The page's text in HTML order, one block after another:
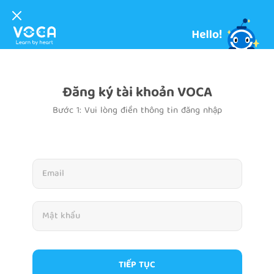
Đăng ký tài khoản VOCA
Bước 1: Vui lòng điền thông tin đăng nhập
TIẾP TỤC